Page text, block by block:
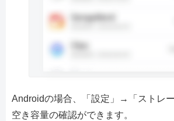
Androidの場合、「設定」→「ストレ
空き容量の確認ができます。